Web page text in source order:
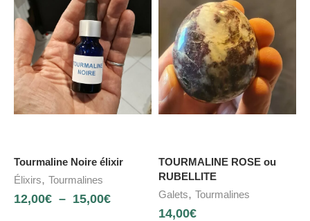
Tourmaline Noire élixir
Élixirs, Tourmalines
12,00€ – 15,00€
TOURMALINE ROSE ou
RUBELLITE
Galets, Tourmalines
14,00€